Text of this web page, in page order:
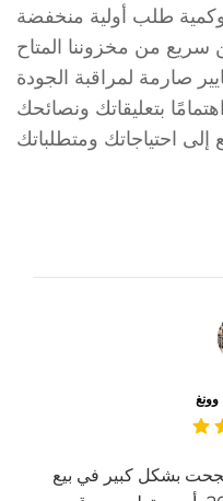
طلب أولية منخفضة
من مخزوننا المتاح
صارمة لمراقبة الجودة
بتعليقاتك ونصائحك
إلى احتياجاتك ومتطلباتك
وونغ
نجحت بشكل كبير في بيع